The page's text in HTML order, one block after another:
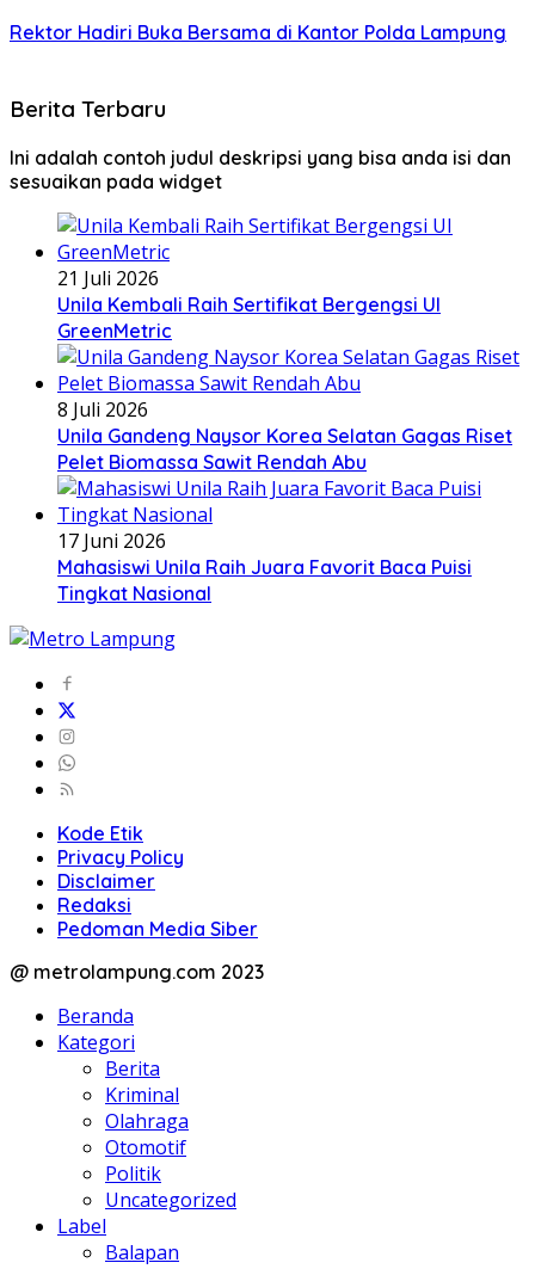
Rektor Hadiri Buka Bersama di Kantor Polda Lampung
Berita Terbaru
Ini adalah contoh judul deskripsi yang bisa anda isi dan
sesuaikan pada widget
21 Juli 2026
Unila Kembali Raih Sertifikat Bergengsi UI
GreenMetric
8 Juli 2026
Unila Gandeng Naysor Korea Selatan Gagas Riset
Pelet Biomassa Sawit Rendah Abu
17 Juni 2026
Mahasiswi Unila Raih Juara Favorit Baca Puisi
Tingkat Nasional
Kode Etik
Privacy Policy
Disclaimer
Redaksi
Pedoman Media Siber
@ metrolampung.com 2023
Beranda
Kategori
Berita
Kriminal
Olahraga
Otomotif
Politik
Uncategorized
Label
Balapan